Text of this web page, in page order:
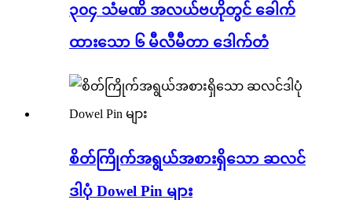
၃၀၄ သံမဏိ အလယ်ဗဟိုတွင် ခေါက်
ထားသော ၆ မီလီမီတာ ဒေါက်တံ
စိတ်ကြိုက်အရွယ်အစားရှိသော ဆလင်
ဒါပုံ Dowel Pin များ